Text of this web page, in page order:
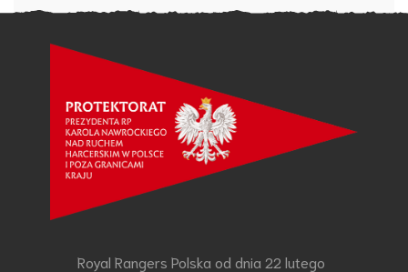
Royal Rangers Polska od dnia 22 lutego